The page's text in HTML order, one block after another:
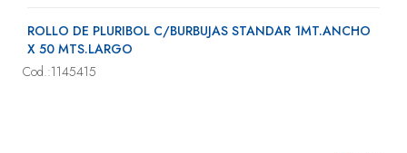
ROLLO DE PLURIBOL C/BURBUJAS STANDAR 1MT.ANCHO
X 50 MTS.LARGO
Cod.:1145415